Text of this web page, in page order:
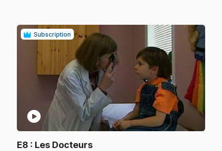
Subscription
play_circle
E8 : Les Docteurs.